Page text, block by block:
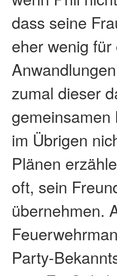
dass seine
eher wenig
zumal dieser
im Übrigen
Plänen
oft, sein
übernehmen.
Party-